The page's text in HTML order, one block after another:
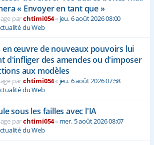
« Envoyer en tant que »
parchtimi054« jeu. 6 août 2026 08:00
du Web
en œuvre de nouveaux pouvoirs lui
d'infliger des amendes ou d'imposer
aux modèles
parchtimi054« jeu. 6 août 2026 07:58
du Web
sous les failles avec l'IA
parchtimi054« mer. 5 août 2026 08:07
du Web